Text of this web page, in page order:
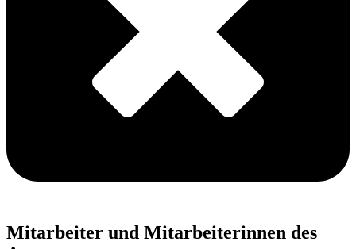
Mitarbeiter und Mitarbeiterinnen des